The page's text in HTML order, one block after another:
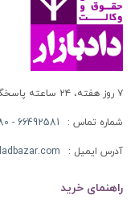
۷ روز هفته، ۲۴ ساعته پاسخگوی شما هستیم
شماره تماس : 66492581 - 66413280 (021)
آدرس ایمیل :
راهنمای خرید